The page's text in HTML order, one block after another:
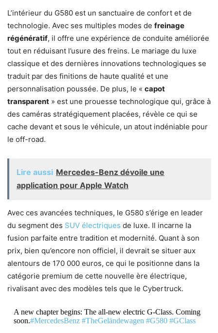
L’intérieur du G580 est un sanctuaire de confort et de
technologie. Avec ses multiples modes de freinage
régénératif, il offre une expérience de conduite améliorée
tout en réduisant l’usure des freins. Le mariage du luxe
classique et des dernières innovations technologiques se
traduit par des finitions de haute qualité et une
personnalisation poussée. De plus, le « capot
transparent » est une prouesse technologique qui, grâce à
des caméras stratégiquement placées, révèle ce qui se
cache devant et sous le véhicule, un atout indéniable pour
le off-road.
Lire aussi Mercedes-Benz dévoile une
application pour Apple Watch
Avec ces avancées techniques, le G580 s’érige en leader
du segment des SUV électriques de luxe. Il incarne la
fusion parfaite entre tradition et modernité. Quant à son
prix, bien qu’encore non officiel, il devrait se situer aux
alentours de 170 000 euros, ce qui le positionne dans la
catégorie premium de cette nouvelle ère électrique,
rivalisant avec des modèles tels que le Cybertruck.
A new chapter begins: The all-new electric G-Class. Coming
soon.#MercedesBenz #TheGeländewagen #G580 #GClass